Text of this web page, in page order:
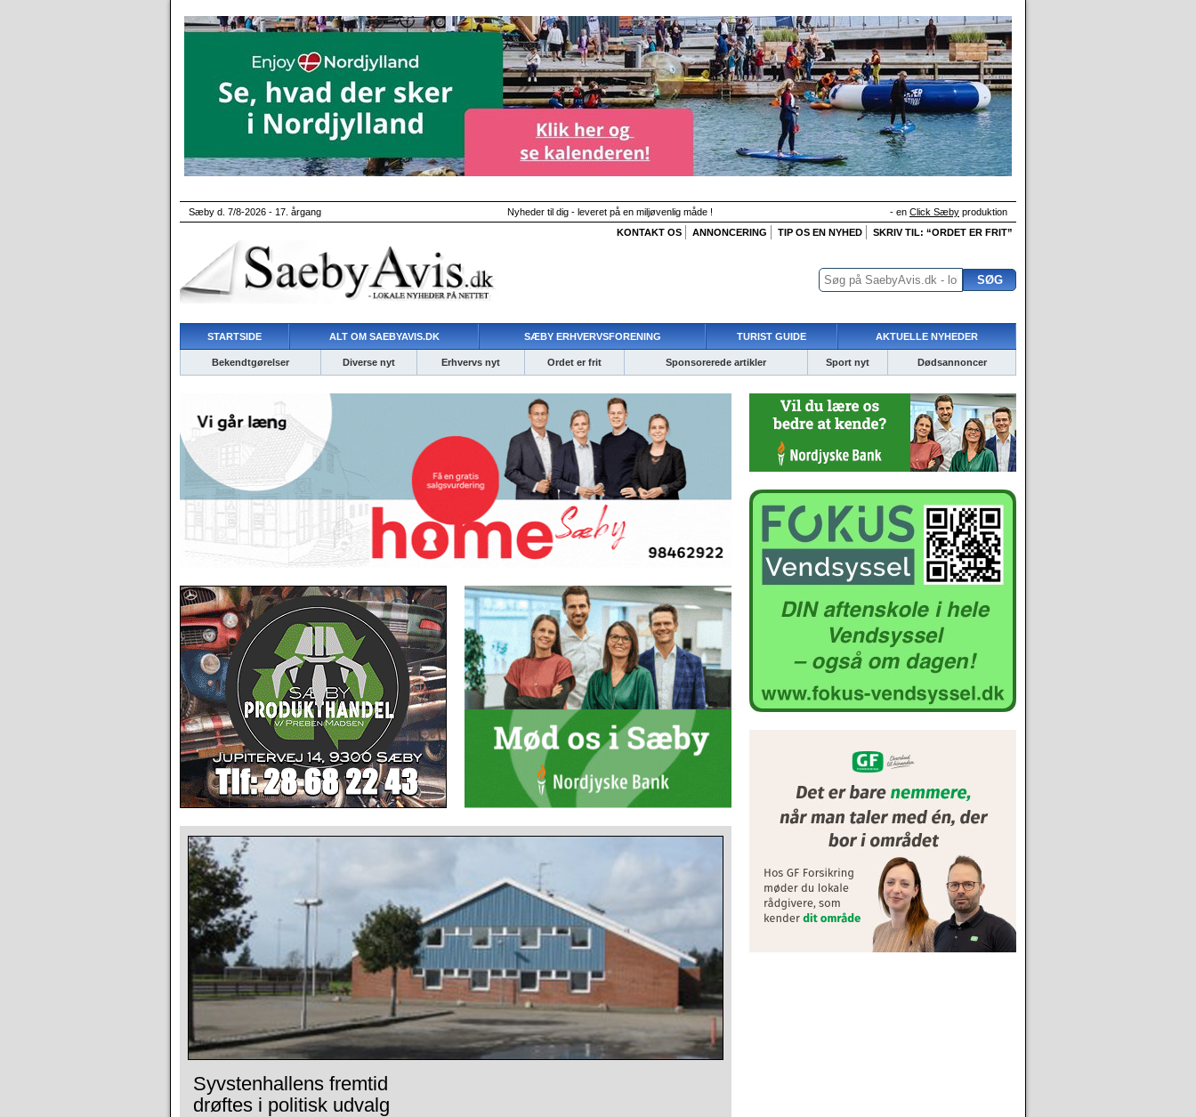
Sæby d. 7/8-2026 - 17. årgang Nyheder til dig - leveret på en miljøvenlig måde ! - en Click Sæby produktion
KONTAKT OS
ANNONCERING TIP OS EN NYHED SKRIV TIL: “ORDET ER FRIT”
STARTSIDE ALT OM SAEBYAVIS.DK SÆBY ERHVERVSFORENING TURIST GUIDE AKTUELLE NYHEDER
Bekendtgørelser Diverse nyt Erhvervs nyt Ordet er frit Sponsorerede artikler Sport nyt Dødsannoncer
Syvstenhallens fremtid
drøftes i politisk udvalg